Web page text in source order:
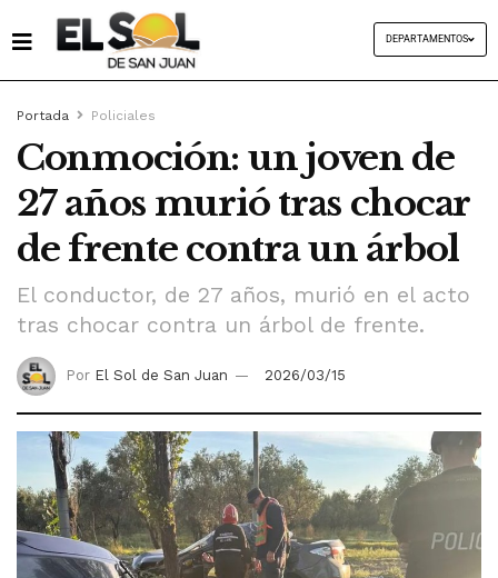
DEPARTAMENTOS
Portada Policiales
Conmoción: un joven de
27 años murió tras chocar
de frente contra un árbol
El conductor, de 27 años, murió en el acto
tras chocar contra un árbol de frente.
Por El Sol de San Juan 2026/03/15